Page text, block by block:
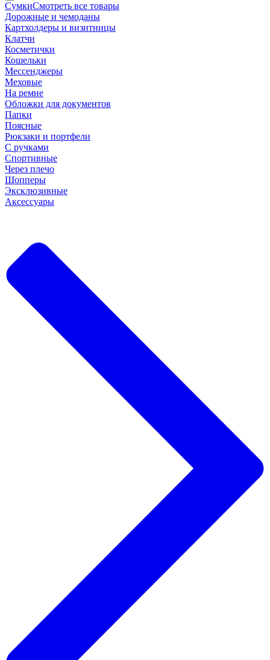
СумкиСмотреть все товары
Дорожные и чемоданы
Картхолдеры и визитницы
Клатчи
Косметички
Кошельки
Мессенджеры
Меховые
На ремне
Обложки для документов
Папки
Поясные
Рюкзаки и портфели
С ручками
Спортивные
Через плечо
Шопперы
Эксклюзивные
Аксессуары